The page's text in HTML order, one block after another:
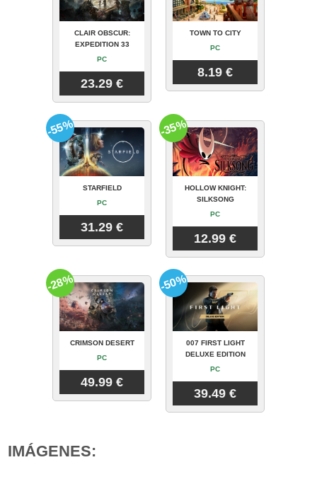
CLAIR OBSCUR:
EXPEDITION 33
PC
23.29 €
TOWN TO CITY
PC
8.19 €
STARFIELD
PC
31.29 €
-55%
HOLLOW KNIGHT:
SILKSONG
PC
12.99 €
-35%
CRIMSON DESERT
PC
49.99 €
-28%
007 FIRST LIGHT
DELUXE EDITION
PC
39.49 €
-50%
IMÁGENES: